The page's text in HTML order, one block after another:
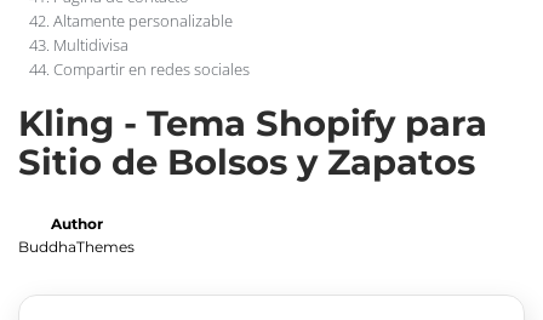
Altamente personalizable
Multidivisa
Compartir en redes sociales
Kling - Tema Shopify para
Sitio de Bolsos y Zapatos
Author
BuddhaThemes